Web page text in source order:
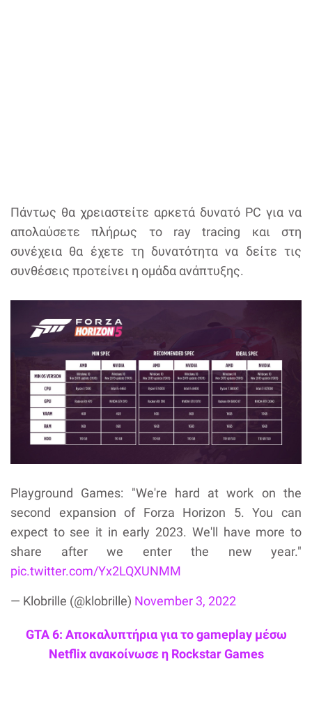
Πάντως θα χρειαστείτε αρκετά δυνατό PC για να
απολαύσετε πλήρως το ray tracing και στη
συνέχεια θα έχετε τη δυνατότητα να δείτε τις
συνθέσεις προτείνει η ομάδα ανάπτυξης.
Playground Games: "We're hard at work on the
second expansion of Forza Horizon 5. You can
expect to see it in early 2023. We'll have more to
share after we enter the new year."
pic.twitter.com/Yx2LQXUNMM
— Klobrille (@klobrille) November 3, 2022
GTA 6: Αποκαλυπτήρια για το gameplay μέσω
Netflix ανακοίνωσε η Rockstar Games